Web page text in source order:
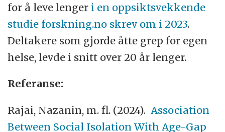
for å leve lenger i en oppsiktsvekkende
studie forskning.no skrev om i 2023.
Deltakere som gjorde åtte grep for egen
helse, levde i snitt over 20 år lenger.
Referanse:
Rajai, Nazanin, m. fl. (2024).Association
Between Social Isolation With Age-Gap